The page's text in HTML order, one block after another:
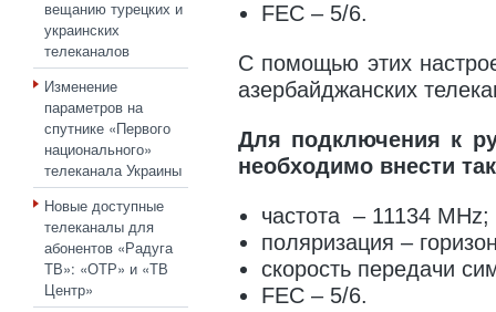
вещанию турецких и
украинских
телеканалов
Изменение
параметров на
спутнике «Первого
национального»
телеканала Украины
Новые доступные
телеканалы для
абонентов «Радуга
ТВ»: «ОТР» и «ТВ
Центр»
FEC – 5/6.
С помощью этих
азербайджанских
Для подключения к
необходимо внести
частота – 11134 MHz;
поляризация –
скорость передачи
FEC – 5/6.